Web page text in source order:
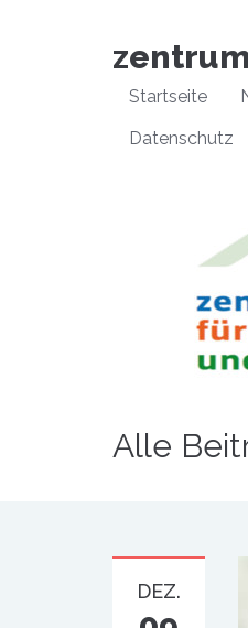
Startseite
Datenschutz
Alle
DEZ.